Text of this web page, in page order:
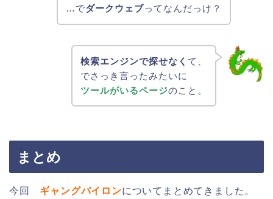
…でダークウェブってなんだっけ？
検索エンジンで探せなくて、
でさっき言ったみたいに
ツールがいるページのこと。
まとめ
今回 ギャングパイロンについてまとめてきました。